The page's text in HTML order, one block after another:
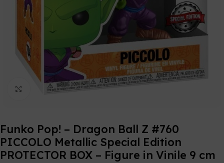
Click to enlarge
Funko Pop! – Dragon Ball Z #760
PICCOLO Metallic Special Edition
PROTECTOR BOX – Figure in Vinile 9 cm